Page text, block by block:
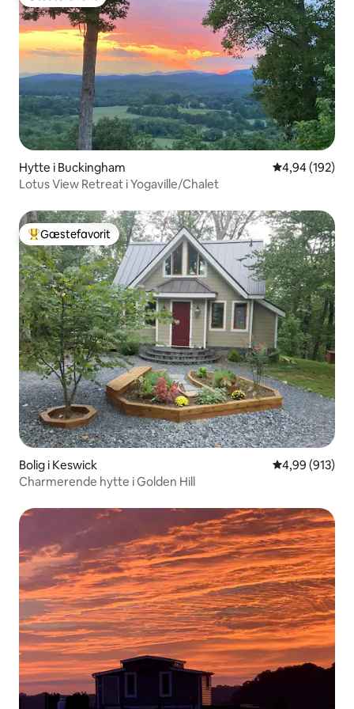
Hytte i Buckingham 4,94 ud af 5 i
4,94 (192)
Lotus View Retreat i Yogaville/Chalet
Bedste gæstefavorit
Gæstefavorit
Bolig i Keswick 4,99 ud af 5 i
4,99 (913)
Charmerende hytte i Golden Hill